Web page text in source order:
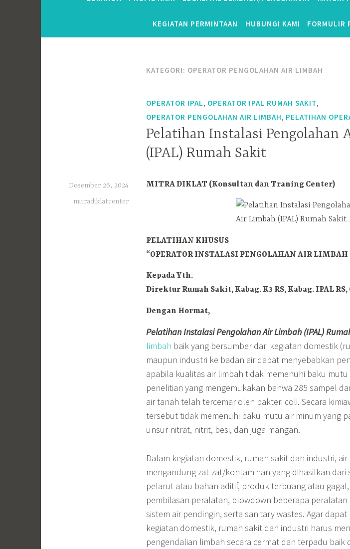
KEGIATAN PERMINTAAN HUBUNGI KAMI FORMULIR
KATEGORI: OPERATOR PENGOLAHAN AIR LIMBAH
OPERATOR IPAL, OPERATOR IPAL RUMAH SAKIT,
OPERATOR PENGOLAHAN AIR LIMBAH, PELATIHAN
Pelatihan Instalasi Pengolahan
(IPAL) Rumah Sakit
Desember 26, 2024
mitradiklatcenter
MITRA DIKLAT (Konsultan dan Traning Center)
PELATIHAN KHUSUS
“OPERATOR INSTALASI PENGOLAHAN AIR
Kepada Yth.
Direktur Rumah Sakit, Kabag. K3 RS, Kabag. IPAL
Dengan Hormat,
Pelatihan Instalasi Pengolahan Air Limbah (IPAL)
limbah baik yang bersumber dari kegiatan domestik
maupun industri ke badan air dapat menyebabkan
apabila kualitas air limbah tidak memenuhi baku
penelitian yang mengemukakan bahwa 285 sampel
air tanah telah tercemar oleh bakteri coli. Secara
tersebut tidak memenuhi baku mutu air minum yang
unsur nitrat, nitrit, besi, dan juga mangan.
Dalam kegiatan domestik, rumah sakit dan industri,
mengandung zat-zat/kontaminan yang dihasilkan dari
pelarut atau bahan aditif, produk terbuang atau
pembilasan peralatan, blowdown beberapa
sistem air pendingin, serta sanitary wastes. Agar
kegiatan domestik, rumah sakit dan industri harus
pengendalian limbah secara cermat dan terpadu baik